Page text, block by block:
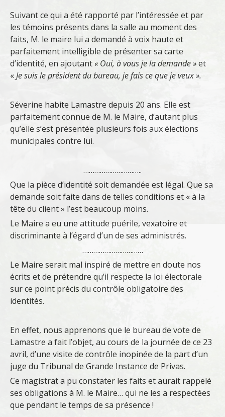
Suivant ce qui a été rapporté par l’intéressée et par
les témoins présents dans la salle au moment des
faits, M. le maire lui a demandé à voix haute et
parfaitement intelligible de présenter sa carte
d’identité, en ajoutant« Oui, à vous je la demande »et
«Je suis le président du bureau, je fais ce que je veux ».
Séverine habite Lamastre depuis 20 ans. Elle est
parfaitement connue de M. le Maire, d’autant plus
qu’elle s’est présentée plusieurs fois aux élections
municipales contre lui.
…………………………..
Que la pièce d’identité soit demandée est légal. Que sa
demande soit faite dans de telles conditions et « à la
tête du client » l’est beaucoup moins.
Le Maire a eu une attitude puérile, vexatoire et
discriminante à l’égard d’un de ses administrés.
……………………………
Le Maire serait mal inspiré de mettre en doute nos
écrits et de prétendre qu’il respecte la loi électorale
sur ce point précis du contrôle obligatoire des
identités.
En effet, nous apprenons que le bureau de vote de
Lamastre a fait l’objet, au cours de la journée de ce 23
avril, d’une visite de contrôle inopinée de la part d’un
juge du Tribunal de Grande Instance de Privas.
Ce magistrat a pu constater les faits et aurait rappelé
ses obligations à M. le Maire… qui ne les a respectées
que pendant le temps de sa présence !